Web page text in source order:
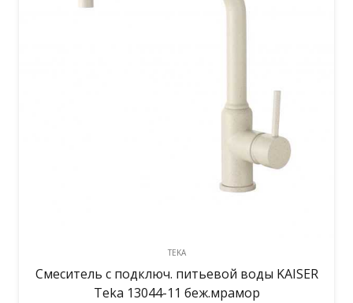
TEKA
Смеситель с подключ. питьевой воды KAISER
Teka 13044-11 беж.мрамор